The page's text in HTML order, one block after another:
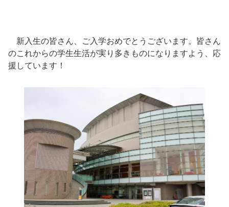
新入生の皆さん、ご入学おめでとうございます。皆さん
のこれからの学生生活が実り多きものになりますよう、応
援しています！